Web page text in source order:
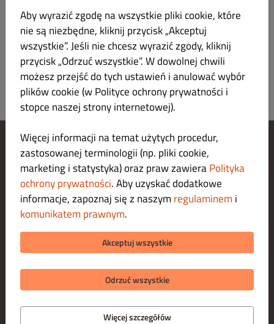
niedziela
(12:00 -
21:00)
(12:00 -
20:30)
20:45)
Zarządzaj ustawieniami cookies
Skontaktuj się z nami
Polityka ochrony prywatności
Regulamin
Legal notice
O nas
METODY PŁATNOŚCI ZA DOSTAWĘ
METODY PŁATNOŚCI ZA ODBIÓR
Aby wyrazić zgodę na wszystkie pliki cookie, które
nie są niezbędne, kliknij przycisk „Akceptuj
wszystkie”. Jeśli nie chcesz wyrazić zgody, kliknij
przycisk „Odrzuć wszystkie”. W dowolnej chwili
możesz przejść do tych ustawień i anulować wybór
plików cookie (w Polityce ochrony prywatności i
stopce naszej strony internetowej).
Więcej informacji na temat użytych procedur,
zastosowanej terminologii (np. pliki cookie,
marketing i statystyka) oraz praw zawieraPolityka
ochrony prywatności. Aby uzyskać dodatkowe
informacje, zapoznaj się z naszym regulaminem i
komunikatem prawnym.
Akceptuj wszystkie
Odrzuć wszystkie
Więcej szczegółów